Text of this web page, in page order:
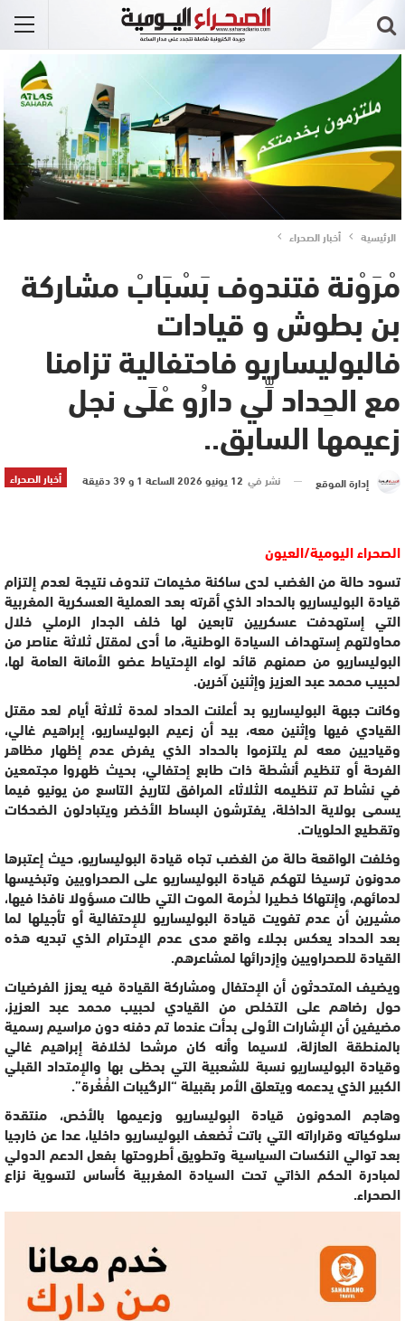
الرئيسية أخبار الصحراء
مْرَوْنة فتندوف بَسْبَابْ مشاركة
بن بطوش و قيادات
فالبوليساريو فاحتفالية تزامنا
مع الحِداد لِّي دارُو عْلَى نجل
زعيمها السابق..
أخبار الصحراء إدارة الموقع نشر في 12 يونيو 2026 الساعة 1 و 39 دقيقة
الصحراء اليومية/العيون
تسود حالة من الغضب لدى ساكنة مخيمات تندوف نتيجة لعدم إلتزام
قيادة البوليساريو بالحداد الذي أقرته بعد العملية العسكرية المغربية
التي إستهدفت عسكريين تابعين لها خلف الجدار الرملي خلال
محاولتهم إستهداف السيادة الوطنية، ما أدى لمقتل ثلاثة عناصر من
البوليساريو من صمنهم قائد لواء الإحتياط عضو الأمانة العامة لها،
لحبيب محمد عبد العزيز وإثنين آخرين.
وكانت جبهة البوليساريو بد أعلنت الحداد لمدة ثلاثة أيام لعد مقتل
القيادي فيها وإثنين معه، بيد أن زعيم البوليساريو، إبراهيم غالي،
وقياديين معه لم يلتزموا بالحداد الذي يفرض عدم إظهار مظاهر
الفرحة أو تنظيم أنشطة ذات طابع إحتفالي، بحيث ظهروا مجتمعين
في نشاط تم تنظيمه الثلاثاء المرافق لتاريخ التاسع من يونيو فيما
يسمى بولاية الداخلة، يفترشون البساط الأخضر ويتبادلون الضحكات
وتقطيع الحلويات.
وخلفت الواقعة حالة من الغضب تجاه قيادة البوليساريو، حيث إعتبرها
مدونون ترسيخا لتهكم قيادة البوليساريو على الصحراويين وتبخيسها
لدمائهم، وإنتهاكا خطيرا لحُرمة الموت التي طالت مسؤولا نافذا فيها،
مشيرين أن عدم تفويت قيادة البوليساريو للإحتفالية أو تأجيلها لما
بعد الحداد يعكس بجلاء واقع مدى عدم الإحترام الذي تبديه هذه
القيادة للصحراويين وإزدرائها لمشاعرهم.
ويضيف المتحدثون أن الإحتفال ومشاركة القيادة فيه يعزز الفرضيات
حول رضاهم على التخلص من القيادي لحبيب محمد عبد العزيز،
مضيفين أن الإشارات الأولى بدأت عندما تم دفنه دون مراسيم رسمية
بالمنطقة العازلة، لاسيما وأنه كان مرشحا لخلافة إبراهيم غالي
وقيادة البوليساريو نسبة للشعبية التي بحظى بها والإمتداد القبلي
الكبير الذي يدعمه ويتعلق الأمر بقبيلة “الرگيبات الفُغْرة”.
وهاجم المدونون قيادة البوليساريو وزعيمها بالأخص، منتقدة
سلوكياته وقراراته التي باتت تُضعف البوليساريو داخليا، عدا عن خارجيا
بعد توالي النكسات السياسية وتطويق أطروحتها بفعل الدعم الدولي
لمبادرة الحكم الذاتي تحت السيادة المغربية كأساس لتسوية نزاع
الصحراء.